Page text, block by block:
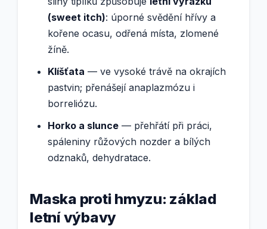
(sweet itch): úporné svědění hřívy a
kořene ocasu, odřená místa, zlomené
žíně.
Klíšťata — ve vysoké trávě na okrajích
pastvin; přenášejí anaplazmózu i
borreliózu.
Horko a slunce — přehřátí při práci,
spáleniny růžových nozder a bílých
odznaků, dehydratace.
Maska proti hmyzu: základ
letní výbavy